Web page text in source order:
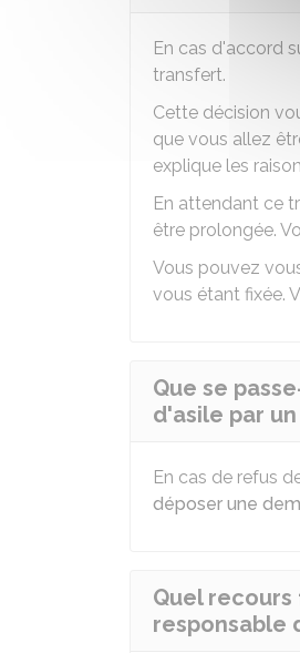
En cas d'accord
transfert.
Cette décision
que vous allez
explique les
En attendant ce
être prolongée.
Vous pouvez
vous étant fixée.
Que se
d'asile par
En cas de refus
déposer une
Quel
responsable